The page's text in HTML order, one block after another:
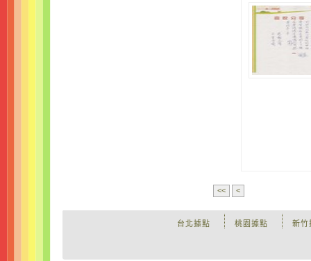
<< <
新竹
桃園據點
台北據點